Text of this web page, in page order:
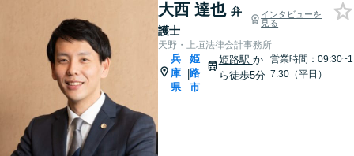
大西 達也 弁
護士
インタビューを
見る
天野・上垣法律会計事務所
兵
庫
県
|
姫
路
市
姫路駅 か
ら徒歩5分
営業時間：09:30~1
7:30（平日）